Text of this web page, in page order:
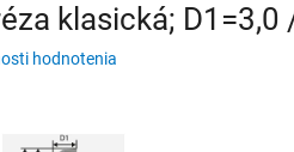
klasická; D1=3,0
hodnotenia